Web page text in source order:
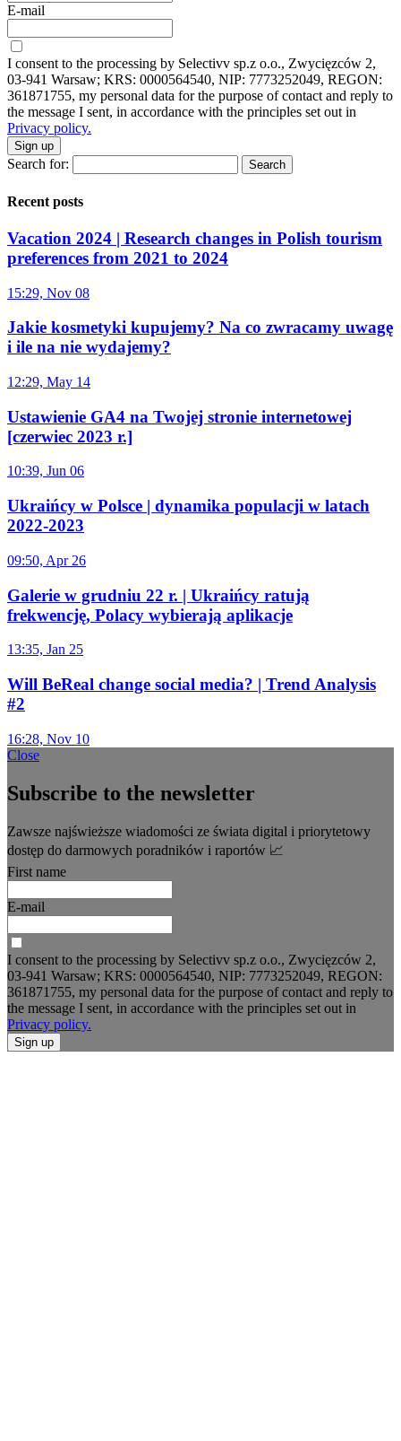
E-mail
I consent to the processing by Selectivv sp.z o.o., Zwycięzców 2,
03-941 Warsaw; KRS: 0000564540, NIP: 7773252049, REGON:
361871755, my personal data for the purpose of contact and reply to
the message I sent, in accordance with the principles set out in
Privacy policy.
Sign up
Search for:
Recent posts
Vacation 2024 | Research changes in Polish tourism
preferences from 2021 to 2024
15:29, Nov 08
Jakie kosmetyki kupujemy? Na co zwracamy uwagę
i ile na nie wydajemy?
12:29, May 14
Ustawienie GA4 na Twojej stronie internetowej
[czerwiec 2023 r.]
10:39, Jun 06
Ukraińcy w Polsce | dynamika populacji w latach
2022-2023
09:50, Apr 26
Galerie w grudniu 22 r. | Ukraińcy ratują
frekwencję, Polacy wybierają aplikacje
13:35, Jan 25
Will BeReal change social media? | Trend Analysis
#2
16:28, Nov 10
Close
Subscribe to the newsletter
Zawsze najświeższe wiadomości ze świata digital i priorytetowy
dostęp do darmowych poradników i raportów 📈
First name
E-mail
I consent to the processing by Selectivv sp.z o.o., Zwycięzców 2,
03-941 Warsaw; KRS: 0000564540, NIP: 7773252049, REGON:
361871755, my personal data for the purpose of contact and reply to
the message I sent, in accordance with the principles set out in
Privacy policy.
Sign up